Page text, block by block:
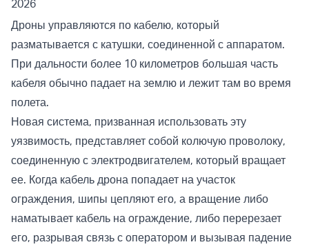
2026
Дроны управляются по кабелю, который
разматывается с катушки, соединенной с аппаратом.
При дальности более 10 километров большая часть
кабеля обычно падает на землю и лежит там во время
полета.
Новая система, призванная использовать эту
уязвимость, представляет собой колючую проволоку,
соединенную с электродвигателем, который вращает
ее. Когда кабель дрона попадает на участок
ограждения, шипы цепляют его, а вращение либо
наматывает кабель на ограждение, либо перерезает
его, разрывая связь с оператором и вызывая падение